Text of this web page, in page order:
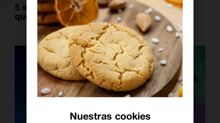
5 series similares a Euphoria si te has
quedado con ganas de más
Nuestras cookies